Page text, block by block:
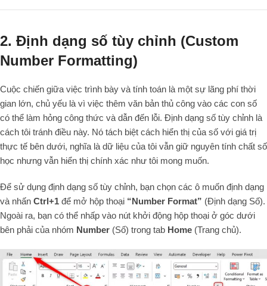
2. Định dạng số tùy chỉnh (Custom
Number Formatting)
Cuộc chiến giữa việc trình bày và tính toán là một sự lãng phí thời
gian lớn, chủ yếu là vì việc thêm văn bản thủ công vào các con số
có thể làm hỏng công thức và dẫn đến lỗi. Định dạng số tùy chỉnh là
cách tôi tránh điều này. Nó tách biệt cách hiển thị của số với giá trị
thực tế bên dưới, nghĩa là dữ liệu của tôi vẫn giữ nguyên tính chất số
học nhưng vẫn hiển thị chính xác như tôi mong muốn.
Để sử dụng định dạng số tùy chỉnh, bạn chọn các ô muốn định dạng
và nhấn Ctrl+1 để mở hộp thoại “Number Format” (Định dạng Số).
Ngoài ra, bạn có thể nhấp vào nút khởi động hộp thoại ở góc dưới
bên phải của nhóm Number (Số) trong tab Home (Trang chủ).